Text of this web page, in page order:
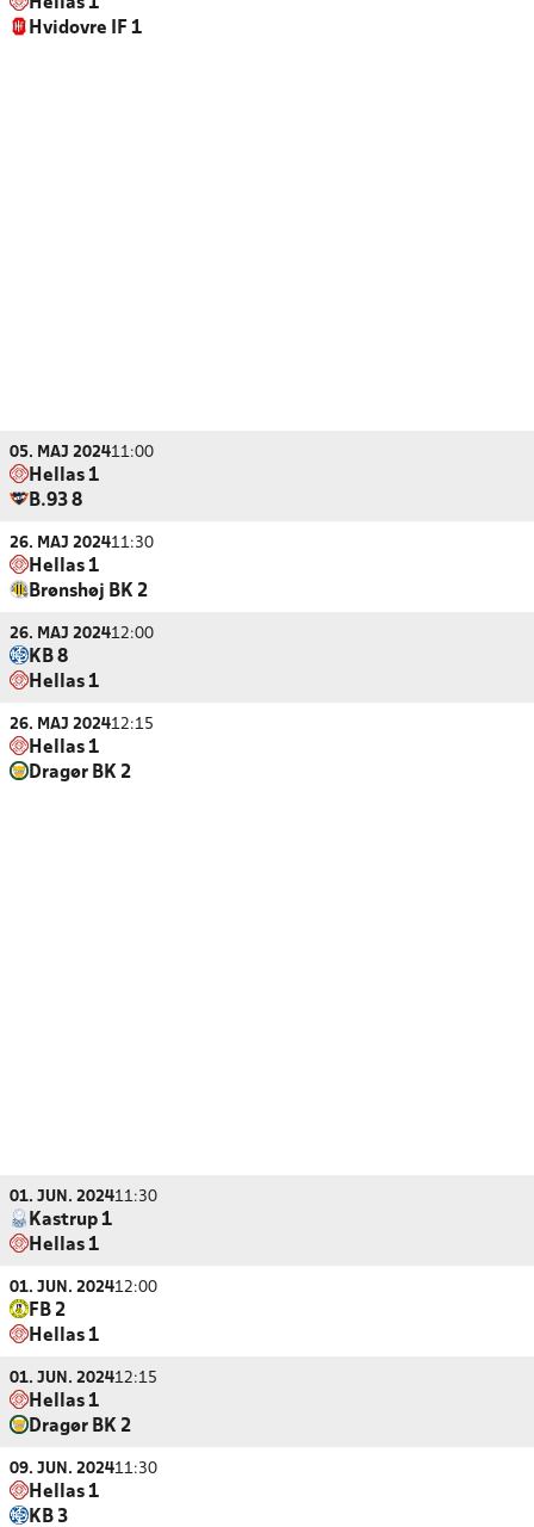
Hellas 1
Hvidovre IF 1
05. MAJ 202411:00
Hellas 1
B.93 8
26. MAJ 202411:30
Hellas 1
Brønshøj BK 2
26. MAJ 202412:00
KB 8
Hellas 1
26. MAJ 202412:15
Hellas 1
Dragør BK 2
01. JUN. 202411:30
Kastrup 1
Hellas 1
01. JUN. 202412:00
FB 2
Hellas 1
01. JUN. 202412:15
Hellas 1
Dragør BK 2
09. JUN. 202411:30
Hellas 1
KB 3